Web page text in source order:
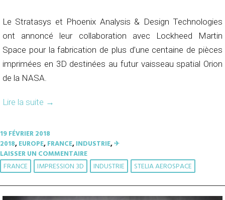
Le Stratasys et Phoenix Analysis & Design Technologies
ont annoncé leur collaboration avec Lockheed Martin
Space pour la fabrication de plus d’une centaine de pièces
imprimées en 3D destinées au futur vaisseau spatial Orion
de la NASA.
Lire la suite →
19 FÉVRIER 2018
2018,EUROPE,FRANCE,INDUSTRIE,✈︎
LAISSER UN COMMENTAIRE
FRANCE IMPRESSION 3D INDUSTRIE STELIA AEROSPACE